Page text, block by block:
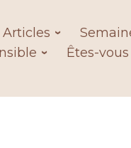
Articles
Êtes-